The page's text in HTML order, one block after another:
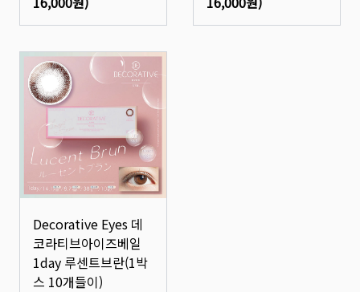
Decorative Eyes 데
코라티브아이즈베일
1day 루센트브란(1박
스 10개들이)